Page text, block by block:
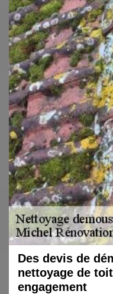
Des devis de
nettoyage de
engagement